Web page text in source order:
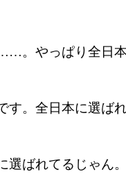
。やっぱり全日
す。全日本に選ば
選ばれてるじゃん